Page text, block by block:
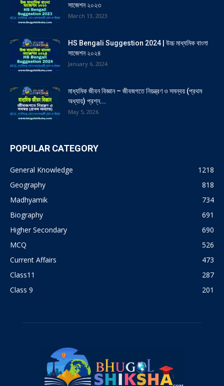
সাজেশন ২০২৩
March 13, 2023
HS Bengali Suggestion 2024 | উচ্চ মাধ্যমিক বাংলা
সাজেশন ২০২৪
January 6, 2024
মাধ্যমিক জীবন বিজ্ঞান – জীবজগতে নিয়ন্ত্রণ ও সমন্বয় (প্রথম
অধ্যায়) প্রশ্ন...
May 5, 2026
POPULAR CATEGORY
General Knowledge
1218
Geography
818
Madhyamik
734
Biography
691
Higher Secondary
690
MCQ
526
Current Affairs
473
Class11
287
Class 9
201